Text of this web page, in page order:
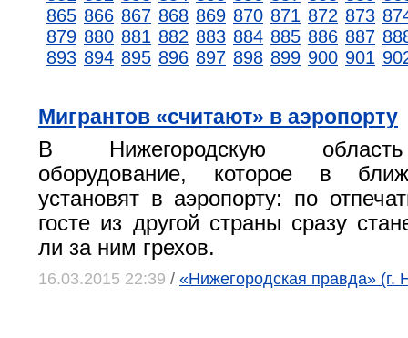
865 866 867 868 869 870 871 872 873
879 880 881 882 883 884 885 886 887
893 894 895 896 897 898 899 900 901
Мигрантов «считают» в аэропорту
В Нижегородскую
оборудование, которое в
установят в аэропорту: по
госте из другой страны сразу
ли за ним грехов.
16.03.2015 22:39 / «Нижегородская правда» (г.